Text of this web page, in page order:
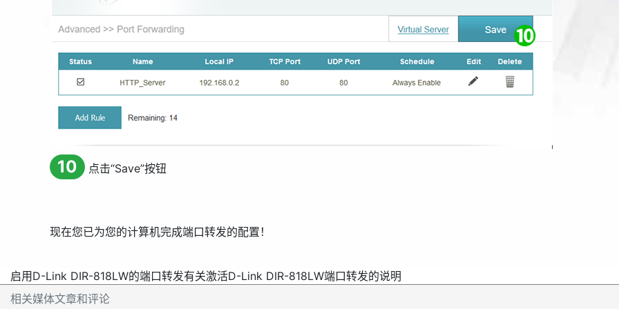
10 点击“Save”按钮
现在您已为您的计算机完成端口转发的配置！
启用D-Link DIR-818LW的端口转发有关激活D-Link DIR-818LW端口转发的说明
相关媒体文章和评论